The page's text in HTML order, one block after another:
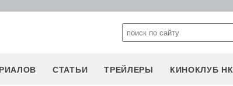
СТАТЬИ ТРЕЙЛЕРЫ КИНОКЛУБ НК